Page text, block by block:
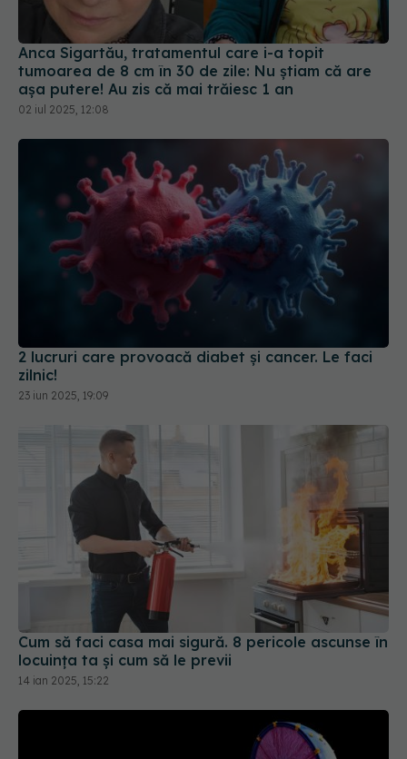
Anca Sigartău, tratamentul care i-a topit
tumoarea de 8 cm în 30 de zile: Nu știam că are
așa putere! Au zis că mai trăiesc 1 an
02 iul 2025, 12:08
2 lucruri care provoacă diabet și cancer. Le faci
zilnic!
23 iun 2025, 19:09
Cum să faci casa mai sigură. 8 pericole ascunse în
locuința ta și cum să le previi
14 ian 2025, 15:22